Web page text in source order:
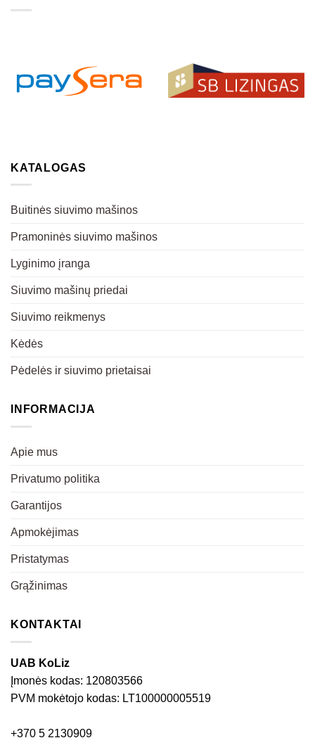
KATALOGAS
Buitinės siuvimo mašinos
Pramoninės siuvimo mašinos
Lyginimo įranga
Siuvimo mašinų priedai
Siuvimo reikmenys
Kėdės
Pėdelės ir siuvimo prietaisai
INFORMACIJA
Apie mus
Privatumo politika
Garantijos
Apmokėjimas
Pristatymas
Grąžinimas
KONTAKTAI
UAB KoLiz
Įmonės kodas: 120803566
PVM mokėtojo kodas: LT100000005519
+370 5 2130909